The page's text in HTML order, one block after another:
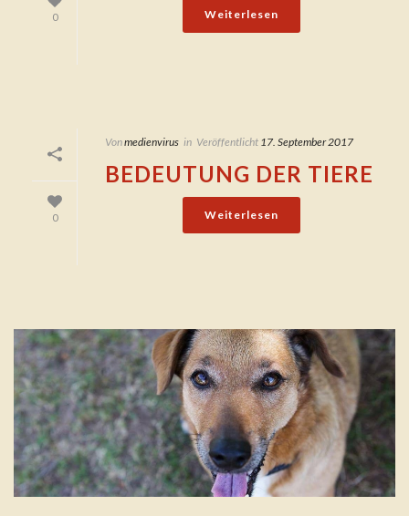
0 Weiterlesen
0
Vonmedienvirus in Veröffentlicht 17. September 2017
BEDEUTUNG DER TIERE
Weiterlesen